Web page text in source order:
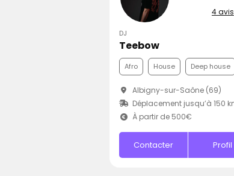
4 avis
DJ
Teebow
Afro House Deep house
Albigny-sur-Saône (69)
Déplacement jusqu’à 150
À partir de 500€
Contacter Profil